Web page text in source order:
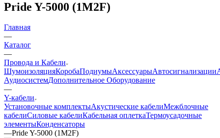
Pride Y-5000 (1M2F)
Главная
—
Каталог
—
Провода и Кабели
ШумоизоляцияКоробаПодиумыАксессуарыАвтосигнализации
АудиосистемДополнительное Оборудование
—
Y-кабели
Установочные комплектыАкустические кабелиМежблочные
кабелиСиловые кабелиКабельная оплеткаТермоусадочные
элементыКонденсаторы
—Pride Y-5000 (1M2F)